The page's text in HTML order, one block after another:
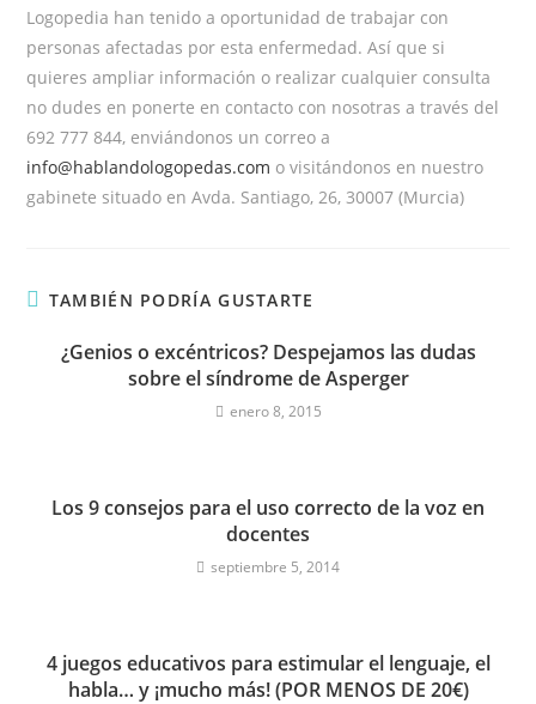
Logopedia han tenido a oportunidad de trabajar con
personas afectadas por esta enfermedad. Así que si
quieres ampliar información o realizar cualquier consulta
no dudes en ponerte en contacto con nosotras a través del
692 777 844, enviándonos un correo a
info@hablandologopedas.com o visitándonos en nuestro
gabinete situado en Avda. Santiago, 26, 30007 (Murcia)
TAMBIÉN PODRÍA GUSTARTE
¿Genios o excéntricos? Despejamos las dudas
sobre el síndrome de Asperger
enero 8, 2015
Los 9 consejos para el uso correcto de la voz en
docentes
septiembre 5, 2014
4 juegos educativos para estimular el lenguaje, el
habla… y ¡mucho más! (POR MENOS DE 20€)